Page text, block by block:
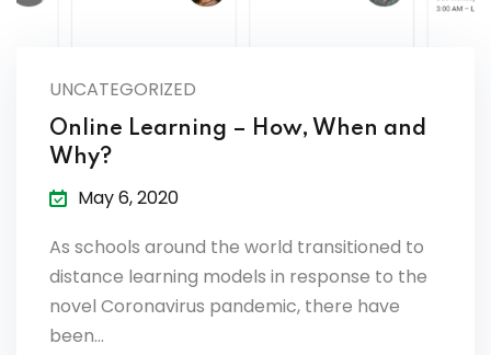
UNCATEGORIZED
Online Learning – How, When and
Why?
May 6, 2020
As schools around the world transitioned to
distance learning models in response to the
novel Coronavirus pandemic, there have
been…